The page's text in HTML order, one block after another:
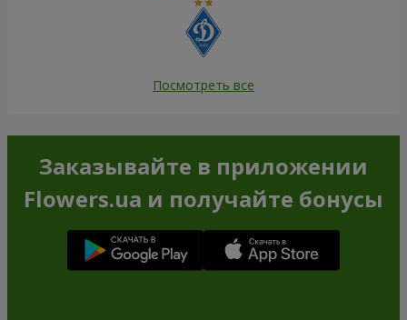
Посмотреть все
Заказывайте в приложении
Flowers.ua и получайте бонусы